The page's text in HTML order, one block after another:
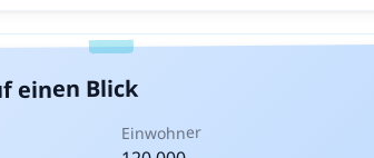
einen Blick
Einwohner